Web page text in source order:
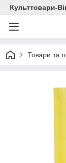
Культтовари-
Товари та